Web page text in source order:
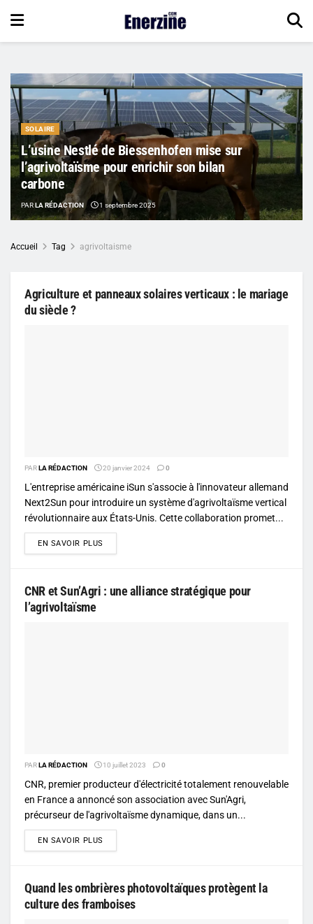
SOLAIRE
L’usine Nestlé de Biessenhofen mise sur
l’agrivoltaïsme pour enrichir son bilan
carbone
PARLA RÉDACTION 1 septembre 2025
Accueil Tag agrivoltaisme
Agriculture et panneaux solaires verticaux : le mariage
du siècle ?
PARLA RÉDACTION 20 janvier 2024 0
L'entreprise américaine iSun s'associe à l'innovateur allemand
Next2Sun pour introduire un système d'agrivoltaïsme vertical
révolutionnaire aux États-Unis. Cette collaboration promet...
EN SAVOIR PLUS
CNR et Sun’Agri : une alliance stratégique pour
l’agrivoltaïsme
PARLA RÉDACTION 10 juillet 2023 0
CNR, premier producteur d'électricité totalement renouvelable
en France a annoncé son association avec Sun'Agri,
précurseur de l'agrivoltaïsme dynamique, dans un...
EN SAVOIR PLUS
Quand les ombrières photovoltaïques protègent la
culture des framboises